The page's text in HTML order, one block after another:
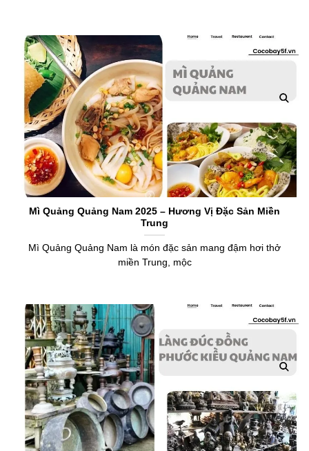
Mì Quảng Quảng Nam 2025 – Hương Vị Đặc Sản Miền
Trung
Mì Quảng Quảng Nam là món đặc sản mang đậm hơi thở
miền Trung, mộc